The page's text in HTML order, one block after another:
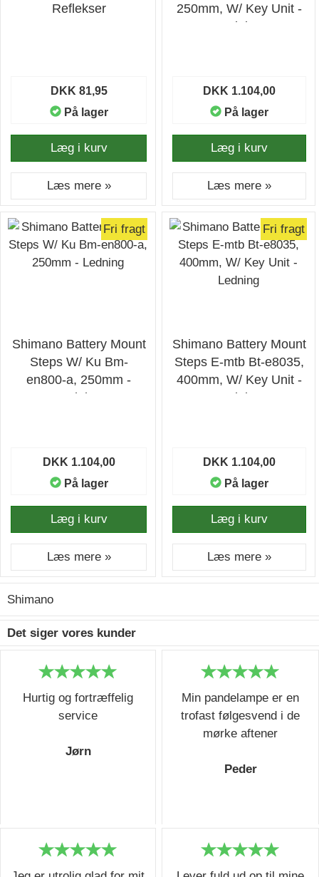
Reflekser
DKK 81,95
På lager
Læg i kurv
Læs mere »
250mm, W/ Key Unit -
Ledning
DKK 1.104,00
På lager
Læg i kurv
Læs mere »
Fri fragt
Shimano Battery Mount
Steps W/ Ku Bm-
en800-a, 250mm -
Ledning
DKK 1.104,00
På lager
Læg i kurv
Læs mere »
Fri fragt
Shimano Battery Mount
Steps E-mtb Bt-e8035,
400mm, W/ Key Unit -
Ledning
DKK 1.104,00
På lager
Læg i kurv
Læs mere »
Shimano
Det siger vores kunder
Hurtig og fortræffelig
service
Jørn
Min pandelampe er en
trofast følgesvend i de
mørke aftener
Peder